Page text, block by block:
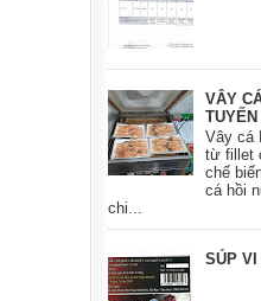
VÂY
TUYẾN
Vây cá
từ fillet
chế
cá hồi
chi...
SÚP